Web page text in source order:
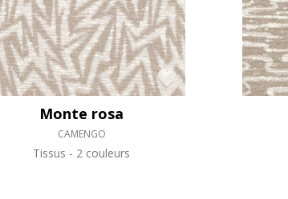
Velours
Monte rosa
CAMENGO
Tissus 2 couleurs